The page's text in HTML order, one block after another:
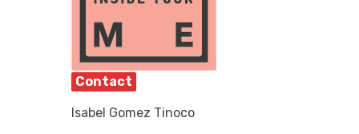
Contact
Isabel Gomez Tinoco